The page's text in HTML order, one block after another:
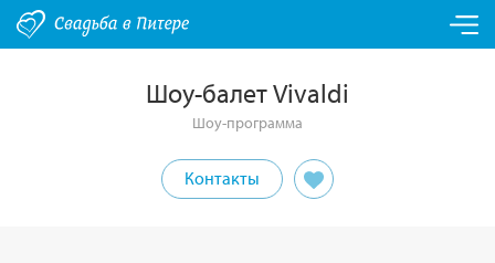
Шоу-балет Vivaldi
Шоу-программа
Контакты